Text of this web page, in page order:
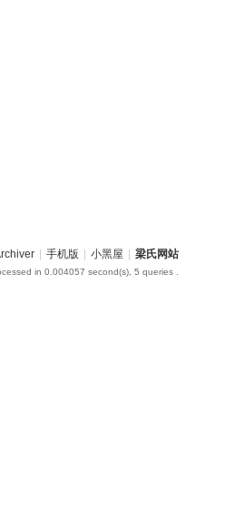
手机版 小黑屋 梁氏网站
in 0.004057 second(s), 5 queries .